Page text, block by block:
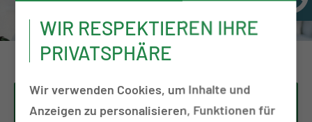
WIR RESPEKTIEREN IHRE
PRIVATSPHÄRE
Wir verwenden Cookies, um Inhalte und
Anzeigen zu personalisieren, Funktionen für